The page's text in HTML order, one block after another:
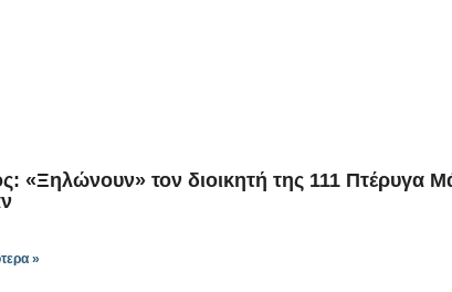
«Ξηλώνουν» τον διοικητή της 111 Πτέρυγα
»